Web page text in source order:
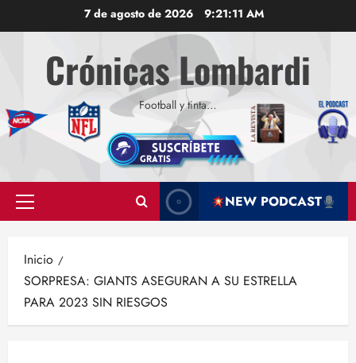
al
contenido
7 de agosto de 2026 9:21:12 AM
Crónicas Lombardi
Football y tinta…
Menú
NEW PODCAST
Inicio
SORPRESA: GIANTS ASEGURAN A SU ESTRELLA
PARA 2023 SIN RIESGOS